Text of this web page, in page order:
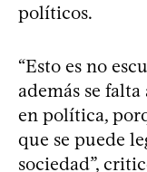
políticos.
“Esto es no
además se
en política,
que se puede
sociedad”,